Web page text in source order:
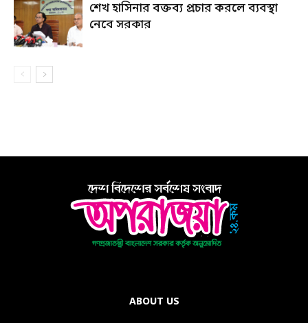
শেখ হাসিনার বক্তব্য প্রচার করলে ব্যবস্থা
নেবে সরকার
ABOUT US